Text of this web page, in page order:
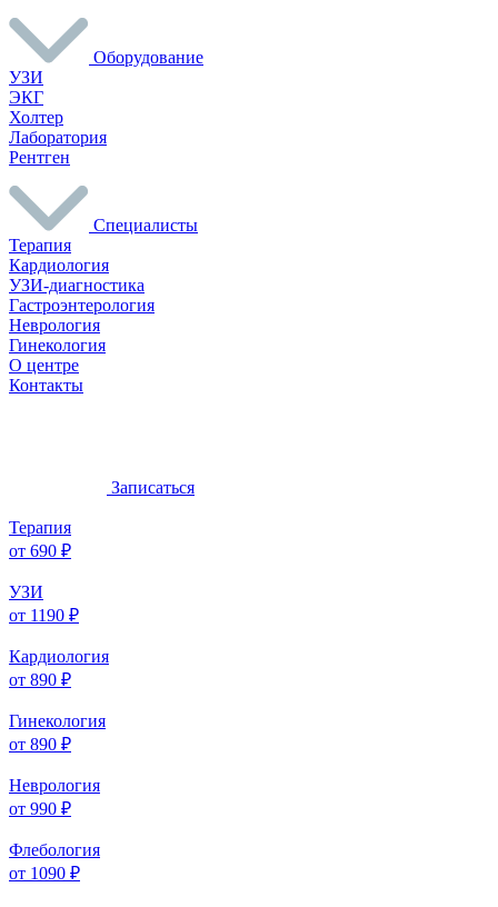
Оборудование
УЗИ
ЭКГ
Холтер
Лаборатория
Рентген
Специалисты
Терапия
Кардиология
УЗИ-диагностика
Гастроэнтерология
Неврология
Гинекология
О центре
Контакты
Записаться
Терапия
от 690 ₽
УЗИ
от 1190 ₽
Кардиология
от 890 ₽
Гинекология
от 890 ₽
Неврология
от 990 ₽
Флебология
от 1090 ₽